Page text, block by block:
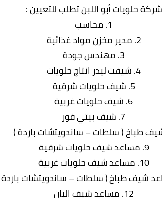
شركة حلويات أبو اللبن تطلب للتعيين :
1. محاسب
2. مدير مخزن مواد غذائية
3. مهندس جودة
4. شيفت ليدر انتاج حلويات
5. شيف حلويات شرقية
6. شيف حلويات غربية
7. شيف بيتي فور
9. مساعد شيف حلويات شرقية
10. مساعد شيف حلويات غربية
12. مساعد شيف البان